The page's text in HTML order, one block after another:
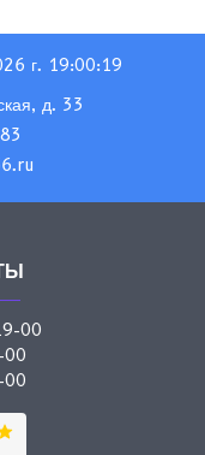
г. 19:00:19
д. 33
00
00
00